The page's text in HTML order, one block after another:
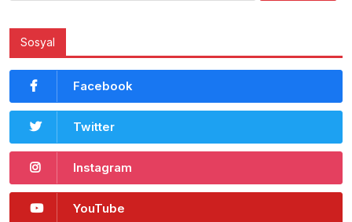
Sosyal
Facebook
Twitter
Instagram
YouTube